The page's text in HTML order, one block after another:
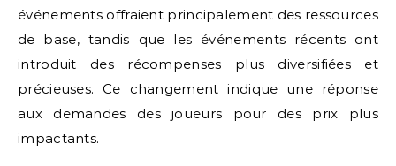
événements offraient principalement des ressources
de base, tandis que les événements récents ont
introduit des récompenses plus diversifiées et
précieuses. Ce changement indique une réponse
aux demandes des joueurs pour des prix plus
impactants.